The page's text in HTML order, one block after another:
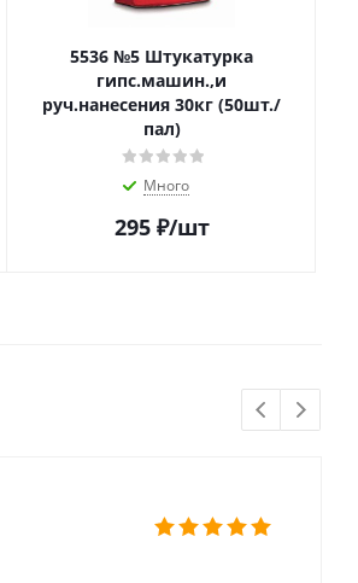
5536 №5 Штукатурка
гипс.машин.,и
руч.нанесения 30кг (50шт./
пал)
Много
295₽/шт